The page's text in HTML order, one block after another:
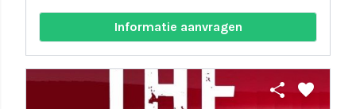
Informatie aanvragen
share favorite